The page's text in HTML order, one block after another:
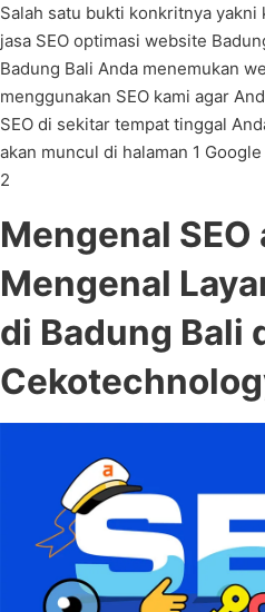
Salah satu bukti konkritnya yakni
jasa SEO optimasi website
Badung Bali Anda menemukan
menggunakan SEO kami agar
SEO di sekitar tempat tinggal
akan muncul di halaman 1
2
Mengenal SEO
Mengenal
di Badung Bali